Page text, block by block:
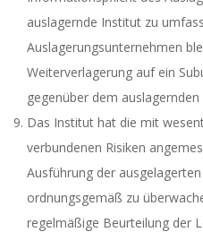
auslagernde Institut zu
Auslagerungsunternehmen
Weiterverlagerung auf ein
gegenüber dem
Das Institut hat die mit
verbundenen Risiken
Ausführung der
ordnungsgemäß zu
regelmäßige Beurteilung der